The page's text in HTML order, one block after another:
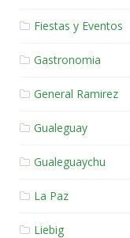
Fiestas y Eventos
Gastronomia
General Ramirez
Gualeguay
Gualeguaychu
La Paz
Liebig